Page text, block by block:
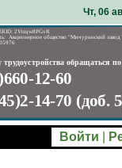
Чт, 06
Войти